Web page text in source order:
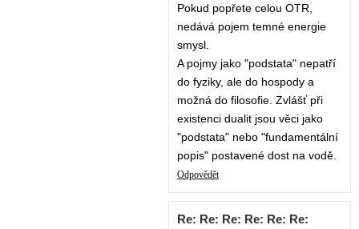
Pokud popřete celou OTR,
nedává pojem temné energie
smysl.
A pojmy jako "podstata" nepatří
do fyziky, ale do hospody a
možná do filosofie. Zvlášť při
existenci dualit jsou věci jako
"podstata" nebo "fundamentální
popis" postavené dost na vodě.
Odpovědět
Re: Re: Re: Re: Re: Re: